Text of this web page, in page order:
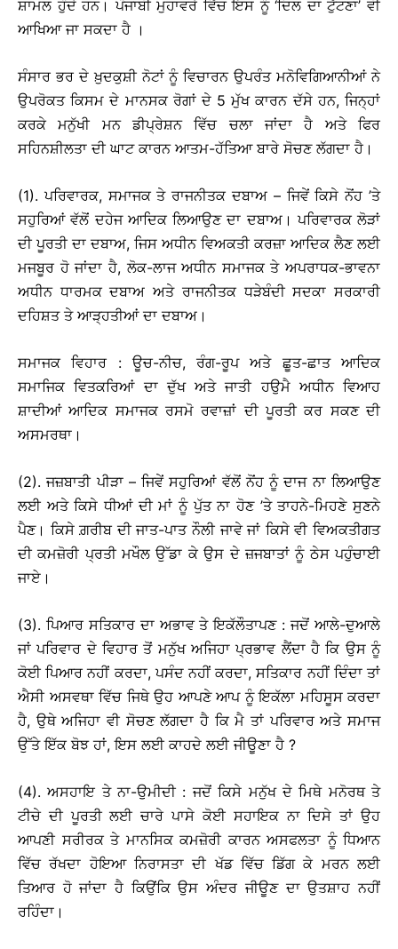
ਸ਼ਾਮਲ ਹੁੰਦੇ ਹਨ। ਪੰਜਾਬੀ ਮੁਹਾਵਰੇ ਵਿੱਚ ਇਸ ਨੂੰ ‘ਦਿਲ ਦਾ ਟੁੱਟਣਾ’ ਵੀ
ਆਖਿਆ ਜਾ ਸਕਦਾ ਹੈ ।
ਸੰਸਾਰ ਭਰ ਦੇ ਖ਼ੁਦਕੁਸ਼ੀ ਨੋਟਾਂ ਨੂੰ ਵਿਚਾਰਨ ਉਪਰੰਤ ਮਨੋਵਿਗਿਆਨੀਆਂ ਨੇ
ਉਪਰੋਕਤ ਕਿਸਮ ਦੇ ਮਾਨਸਕ ਰੋਗਾਂ ਦੇ 5 ਮੁੱਖ ਕਾਰਨ ਦੱਸੇ ਹਨ, ਜਿਨ੍ਹਾਂ
ਕਰਕੇ ਮਨੁੱਖੀ ਮਨ ਡੀਪ੍ਰੇਸ਼ਨ ਵਿੱਚ ਚਲਾ ਜਾਂਦਾ ਹੈ ਅਤੇ ਫਿਰ
ਸਹਿਨਸ਼ੀਲਤਾ ਦੀ ਘਾਟ ਕਾਰਨ ਆਤਮ-ਹੱਤਿਆ ਬਾਰੇ ਸੋਚਣ ਲੱਗਦਾ ਹੈ।
(1). ਪਰਿਵਾਰਕ, ਸਮਾਜਕ ਤੇ ਰਾਜਨੀਤਕ ਦਬਾਅ – ਜਿਵੇਂ ਕਿਸੇ ਨੋਂਹ ’ਤੇ
ਸਹੁਰਿਆਂ ਵੱਲੋਂ ਦਹੇਜ ਆਦਿਕ ਲਿਆਉਣ ਦਾ ਦਬਾਅ। ਪਰਿਵਾਰਕ ਲੋੜਾਂ
ਦੀ ਪੂਰਤੀ ਦਾ ਦਬਾਅ, ਜਿਸ ਅਧੀਨ ਵਿਅਕਤੀ ਕਰਜ਼ਾ ਆਦਿਕ ਲੈਣ ਲਈ
ਮਜਬੂਰ ਹੋ ਜਾਂਦਾ ਹੈ, ਲੋਕ-ਲਾਜ ਅਧੀਨ ਸਮਾਜਕ ਤੇ ਅਪਰਾਧਕ-ਭਾਵਨਾ
ਅਧੀਨ ਧਾਰਮਕ ਦਬਾਅ ਅਤੇ ਰਾਜਨੀਤਕ ਧੜੇਬੰਦੀ ਸਦਕਾ ਸਰਕਾਰੀ
ਦਹਿਸ਼ਤ ਤੇ ਆੜ੍ਹਤੀਆਂ ਦਾ ਦਬਾਅ।
ਸਮਾਜਕ ਵਿਹਾਰ : ਊਚ-ਨੀਚ, ਰੰਗ-ਰੂਪ ਅਤੇ ਛੂਤ-ਛਾਤ ਆਦਿਕ
ਸਮਾਜਿਕ ਵਿਤਕਰਿਆਂ ਦਾ ਦੁੱਖ ਅਤੇ ਜਾਤੀ ਹਉਮੈ ਅਧੀਨ ਵਿਆਹ
ਸ਼ਾਦੀਆਂ ਆਦਿਕ ਸਮਾਜਕ ਰਸਮੋ ਰਵਾਜ਼ਾਂ ਦੀ ਪੂਰਤੀ ਕਰ ਸਕਣ ਦੀ
ਅਸਮਰਥਾ।
(2). ਜਜ਼ਬਾਤੀ ਪੀੜਾ – ਜਿਵੇਂ ਸਹੁਰਿਆਂ ਵੱਲੋਂ ਨੋਂਹ ਨੂੰ ਦਾਜ ਨਾ ਲਿਆਉਣ
ਲਈ ਅਤੇ ਕਿਸੇ ਧੀਆਂ ਦੀ ਮਾਂ ਨੂੰ ਪੁੱਤ ਨਾ ਹੋਣ ’ਤੇ ਤਾਹਨੇ-ਮਿਹਣੇ ਸੁਣਨੇ
ਪੈਣ। ਕਿਸੇ ਗ਼ਰੀਬ ਦੀ ਜਾਤ-ਪਾਤ ਨੌਲੀ ਜਾਵੇ ਜਾਂ ਕਿਸੇ ਵੀ ਵਿਅਕਤੀਗਤ
ਦੀ ਕਮਜ਼ੋਰੀ ਪ੍ਰਤੀ ਮਖੌਲ ਉੱਡਾ ਕੇ ਉਸ ਦੇ ਜ਼ਜਬਾਤਾਂ ਨੂੰ ਠੇਸ ਪਹੁੰਚਾਈ
ਜਾਏ।
(3). ਪਿਆਰ ਸਤਿਕਾਰ ਦਾ ਅਭਾਵ ਤੇ ਇਕੱਲੌਤਾਪਣ : ਜਦੋਂ ਆਲੇ-ਦੁਆਲੇ
ਜਾਂ ਪਰਿਵਾਰ ਦੇ ਵਿਹਾਰ ਤੋਂ ਮਨੁੱਖ ਅਜਿਹਾ ਪ੍ਰਭਾਵ ਲੈਂਦਾ ਹੈ ਕਿ ਉਸ ਨੂੰ
ਕੋਈ ਪਿਆਰ ਨਹੀਂ ਕਰਦਾ, ਪਸੰਦ ਨਹੀਂ ਕਰਦਾ, ਸਤਿਕਾਰ ਨਹੀਂ ਦਿੰਦਾ ਤਾਂ
ਐਸੀ ਅਸਵਥਾ ਵਿੱਚ ਜਿਥੇ ਉਹ ਆਪਣੇ ਆਪ ਨੂੰ ਇਕੱਲਾ ਮਹਿਸੂਸ ਕਰਦਾ
ਹੈ, ਉਥੇ ਅਜਿਹਾ ਵੀ ਸੋਚਣ ਲੱਗਦਾ ਹੈ ਕਿ ਮੈ ਤਾਂ ਪਰਿਵਾਰ ਅਤੇ ਸਮਾਜ
ਉੱਤੇ ਇੱਕ ਬੋਝ ਹਾਂ, ਇਸ ਲਈ ਕਾਹਦੇ ਲਈ ਜੀਊਣਾ ਹੈ ?
(4). ਅਸਹਾਇ ਤੇ ਨਾ-ਉਮੀਦੀ : ਜਦੋਂ ਕਿਸੇ ਮਨੁੱਖ ਦੇ ਮਿਥੇ ਮਨੋਰਥ ਤੇ
ਟੀਚੇ ਦੀ ਪੂਰਤੀ ਲਈ ਚਾਰੇ ਪਾਸੇ ਕੋਈ ਸਹਾਇਕ ਨਾ ਦਿਸੇ ਤਾਂ ਉਹ
ਆਪਣੀ ਸਰੀਰਕ ਤੇ ਮਾਨਸਿਕ ਕਮਜ਼ੋਰੀ ਕਾਰਨ ਅਸਫਲਤਾ ਨੂੰ ਧਿਆਨ
ਵਿੱਚ ਰੱਖਦਾ ਹੋਇਆ ਨਿਰਾਸਤਾ ਦੀ ਖੱਡ ਵਿੱਚ ਡਿੱਗ ਕੇ ਮਰਨ ਲਈ
ਤਿਆਰ ਹੋ ਜਾਂਦਾ ਹੈ ਕਿਉਂਕਿ ਉਸ ਅੰਦਰ ਜੀਊਣ ਦਾ ਉਤਸ਼ਾਹ ਨਹੀਂ
ਰਹਿੰਦਾ।